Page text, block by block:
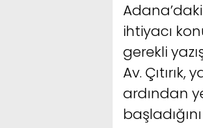
ihtiyacı
gerekli
Av.
ardından